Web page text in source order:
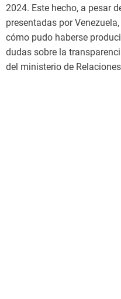
2024. Este hecho, a pesar
presentadas por
cómo pudo haberse
dudas sobre la
del ministerio de